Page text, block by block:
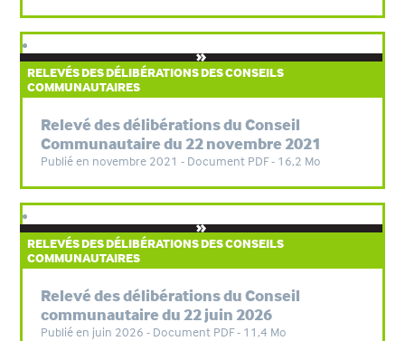
RELEVÉS DES DÉLIBÉRATIONS DES CONSEILS
COMMUNAUTAIRES
Relevé des délibérations du Conseil
Communautaire du 22 novembre 2021
Publié en novembre 2021 - Document PDF - 16,2 Mo
RELEVÉS DES DÉLIBÉRATIONS DES CONSEILS
COMMUNAUTAIRES
Relevé des délibérations du Conseil
communautaire du 22 juin 2026
Publié en juin 2026 - Document PDF - 11,4 Mo